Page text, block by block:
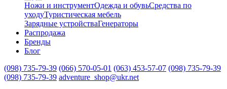
Ножи и инструментОдежда и обувьСредства по
уходуТуристическая мебель
Зарядные устройстваГенераторы
Распродажа
Бренды
Блог
(098) 735-79-39 (066) 570-05-01 (063) 453-57-07 (098) 735-79-39
(098) 735-79-39 adventure_shop@ukr.net